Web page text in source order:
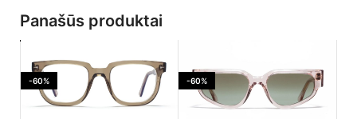
Panašūs produktai
-60% -60%